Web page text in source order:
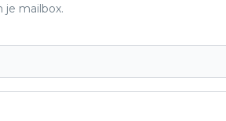
je mailbox.